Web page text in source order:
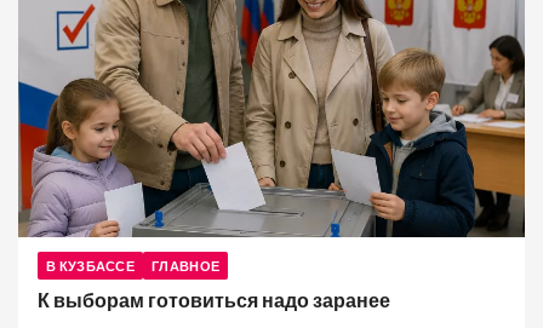
В КУЗБАССЕ ГЛАВНОЕ
К выборам готовиться надо заранее